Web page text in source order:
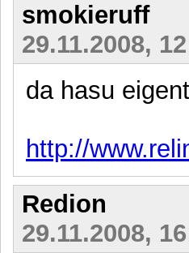
smokieruff
29.11.2008,
da hasu
http://
Redion
29.11.2008,